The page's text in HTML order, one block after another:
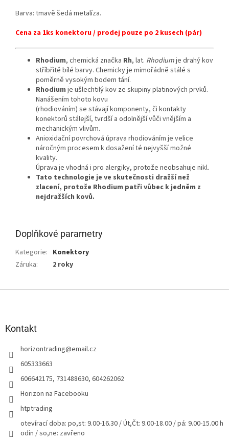
Barva: tmavě šedá metalíza.
Cena za 1ks konektoru / prodej pouze po 2 kusech (pár)
Rhodium, chemická značka Rh, lat. Rhodiumje drahý kov
stříbřitě bílé barvy. Chemicky je mimořádně stálé s
poměrně vysokým bodem tání.
Rhodium je ušlechtilý kov ze skupiny platinových prvků.
Nanášením tohoto kovu
(rhodiováním) se stávají komponenty, či kontakty
konektorů stálejší, tvrdší a odolnější vůči vnějším a
mechanickým vlivům.
Anioxidační povrchová úprava rhodiováním je velice
náročným procesem k dosažení té nejvyšší možné
kvality.
Úprava je vhodná i pro alergiky, protože neobsahuje nikl.
Tato technologie je ve skutečnosti dražší než
zlacení, protože Rhodium patři vůbec k jedněm z
nejdražších kovů.
Doplňkové parametry
Kategorie: Konektory
Záruka: 2 roky
Kontakt
horizontrading@email.cz
605333663
606642175, 731488630, 604262062
Horizon na Facebooku
htptrading
otevírací doba: po,st: 9.00-16.30 / Út,Čt: 9.00-18.00 / pá: 9.00-15.00 h
odin / so,ne: zavřeno